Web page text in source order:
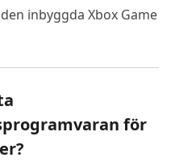
inbyggda Xbox Game
för